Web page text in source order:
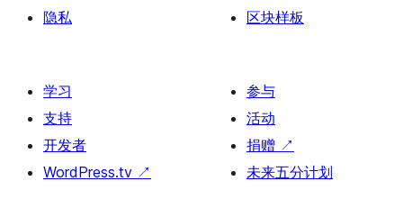
隐私
区块样板
学习
支持
开发者
WordPress.tv ↗
参与
活动
捐赠 ↗
未来五分计划